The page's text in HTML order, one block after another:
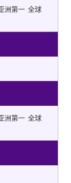
洲第一 全球
洲第一 全球